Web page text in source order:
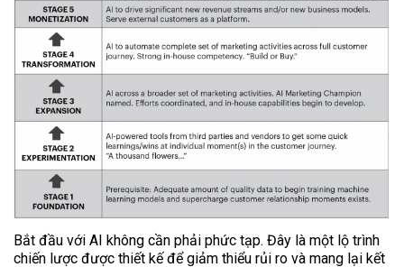
Bắt đầu với AI không cần phải phức tạp. Đây là một lộ trình
chiến lược được thiết kế để giảm thiểu rủi ro và mang lại kết